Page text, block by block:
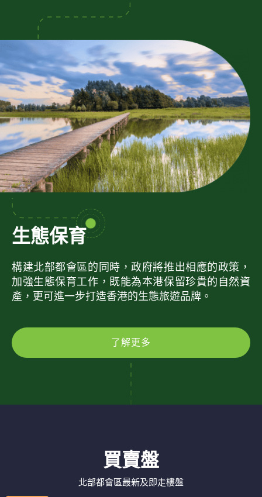
生態保育
構建北部都會區的同時，政府將推出相應的政策，
加強生態保育工作，既能為本港保留珍貴的自然資
產，更可進一步打造香港的生態旅遊品牌。
了解更多
買賣盤
北部都會區最新及即走樓盤